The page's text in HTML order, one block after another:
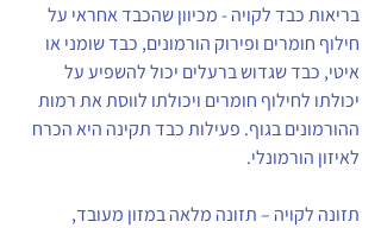
בריאות כבד לקויה - מכיוון שהכבד אחראי על
חילוף חומרים ופירוק הורמונים, כבד שומני או
איטי, כבד שגדוש ברעלים יכול להשפיע על
יכולתו לחילוף חומרים ויכולתו לווסת את רמות
ההורמונים בגוף. פעילות כבד תקינה היא הכרח
לאיזון הורמונלי.
תזונה לקויה – תזונה מלאה במזון מעובד,